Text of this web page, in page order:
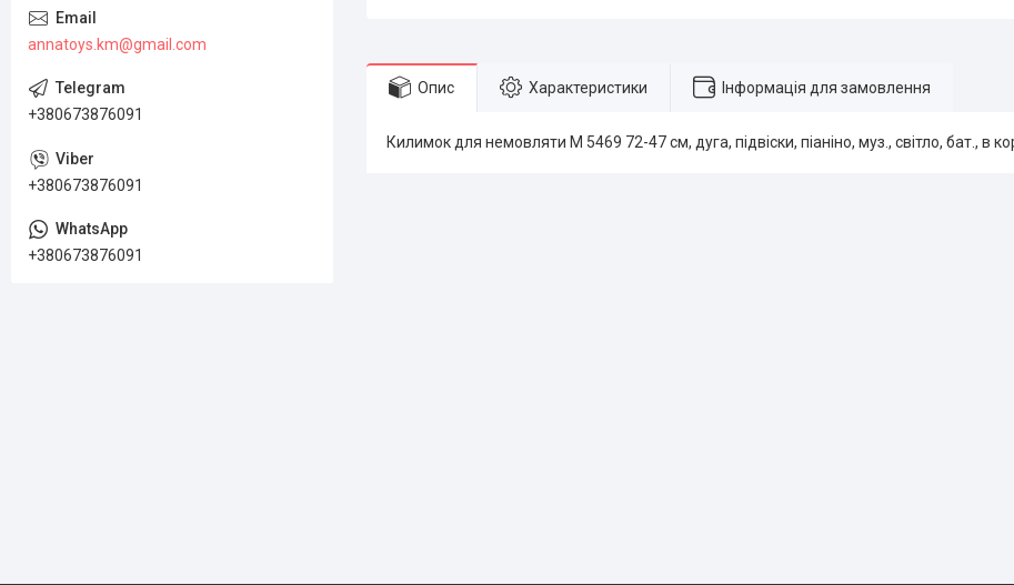
Опис Характеристики Інформація для замовлення
Килимок для немовляти М 5469 72-47 см, дуга, підвіски, піаніно, муз., світло, бат., в
annatoys.km@gmail.com
+380673876091
+380673876091
+380673876091